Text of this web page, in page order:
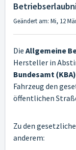
Geändert am: Mi, 12
Die Allgemeine
Hersteller in
Bundesamt (KBA)
Fahrzeug den
öffentlichen
Zu den
anderem: